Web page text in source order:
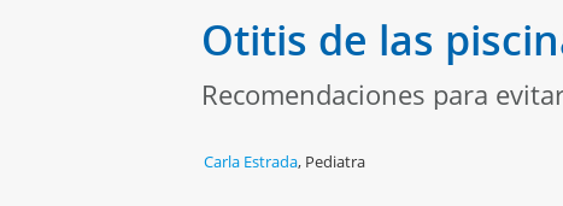
Otitis de las
Recomendaciones para
Carla Estrada, Pediatra